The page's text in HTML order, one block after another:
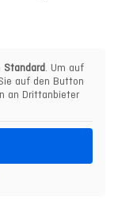
Standard . Um auf
auf den Button
an Drittanbieter